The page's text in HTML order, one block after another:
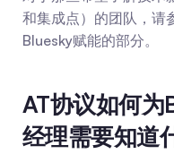
和集成点）的团队，请
Bluesky赋能的部分。
AT协议如何
经理需要知道